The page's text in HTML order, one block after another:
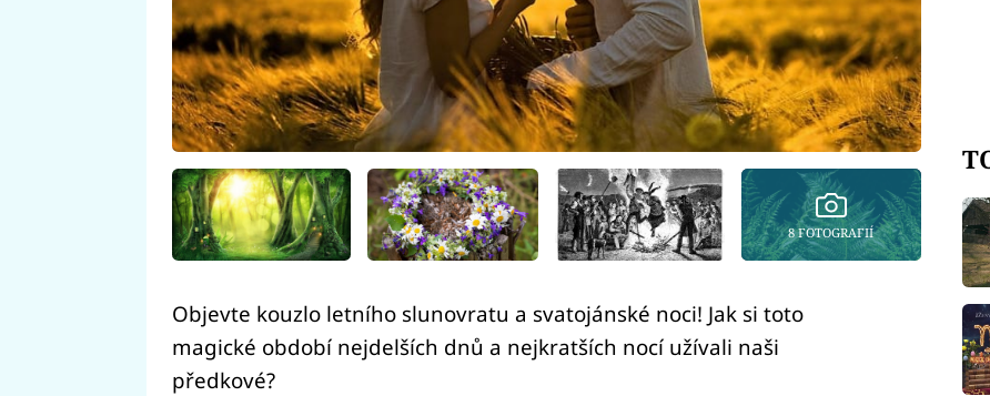
8 FOTOGRAFIÍ
Objevte kouzlo letního slunovratu a svatojánské noci! Jak si toto
magické období nejdelších dnů a nejkratších nocí užívali naši
předkové?